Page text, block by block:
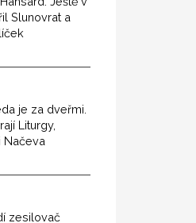
Slunovrat a
je za dveřmi.
Liturgy,
Načeva
zesilovač